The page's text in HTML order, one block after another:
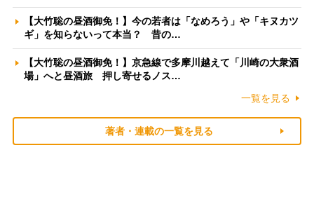
【大竹聡の昼酒御免！】今の若者は「なめろう」や「キヌカツ
ギ」を知らないって本当？ 昔の…
【大竹聡の昼酒御免！】京急線で多摩川越えて「川崎の大衆酒
場」へと昼酒旅 押し寄せるノス…
一覧を見る
著者・連載の一覧を見る